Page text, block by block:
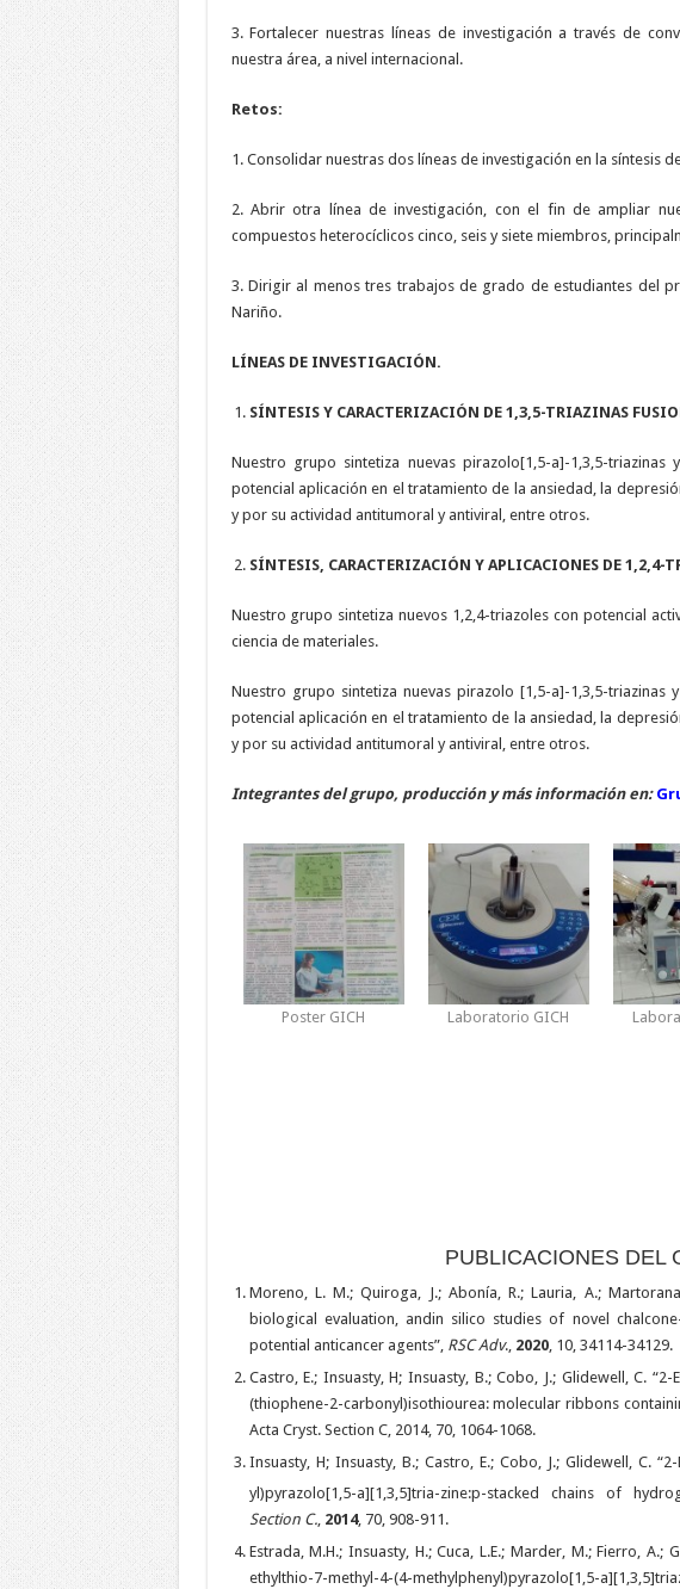
3. Fortalecer nuestras líneas de investigación a través de
nuestra área, a nivel internacional.
Retos:
1. Consolidar nuestras dos líneas de investigación en la síntesis
2. Abrir otra línea de investigación, con el fin de ampliar
compuestos heterocíclicos cinco, seis y siete miembros,
3. Dirigir al menos tres trabajos de grado de estudiantes del
Nariño.
LÍNEAS DE INVESTIGACIÓN.
SÍNTESIS Y CARACTERIZACIÓN DE 1,3,5-TRIAZINAS
Nuestro grupo sintetiza nuevas pirazolo[1,5-a]-1,3,5-triazinas
potencial aplicación en el tratamiento de la ansiedad, la
y por su actividad antitumoral y antiviral, entre otros.
SÍNTESIS, CARACTERIZACIÓN Y APLICACIONES DE 1,2,4-
Nuestro grupo sintetiza nuevos 1,2,4-triazoles con potencial
ciencia de materiales.
Nuestro grupo sintetiza nuevas pirazolo [1,5-a]-1,3,5-triazinas
potencial aplicación en el tratamiento de la ansiedad, la
y por su actividad antitumoral y antiviral, entre otros.
Integrantes del grupo, producción y más información en:
Poster GICH Laboratorio GICH
PUBLICACIONES DEL
Moreno, L. M.; Quiroga, J.; Abonía, R.; Lauria, A.;
biological evaluation, andin silico studies of novel
potential anticancer agents”, RSC Adv., 2020, 10, 34114-34129.
Castro, E.; Insuasty, H; Insuasty, B.; Cobo, J.; Glidewell, C.
(thiophene-2-carbonyl)isothiourea: molecular ribbons
Acta Cryst. Section C, 2014, 70, 1064-1068.
Insuasty, H; Insuasty, B.; Castro, E.; Cobo, J.; Glidewell, C.
yl)pyrazolo[1,5-a][1,3,5]tria-zine:p-stacked chains of
Section C., 2014, 70, 908-911.
Estrada, M.H.; Insuasty, H.; Cuca, L.E.; Marder, M.; Fierro,
ethylthio-7-methyl-4-(4-methylphenyl)pyrazolo[1,5-